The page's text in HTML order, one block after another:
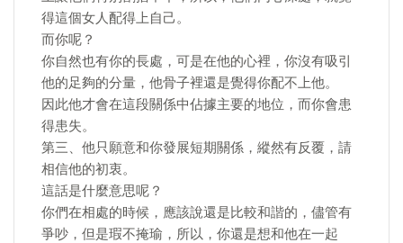
得這個女人配得上自己。
而你呢？
你自然也有你的長處，可是在他的心裡，你沒有吸引
他的足夠的分量，他骨子裡還是覺得你配不上他。
因此他才會在這段關係中佔據主要的地位，而你會患
得患失。
第三、他只願意和你發展短期關係，縱然有反覆，請
相信他的初衷。
這話是什麼意思呢？
你們在相處的時候，應該說還是比較和諧的，儘管有
爭吵，但是瑕不掩瑜，所以，你還是想和他在一起